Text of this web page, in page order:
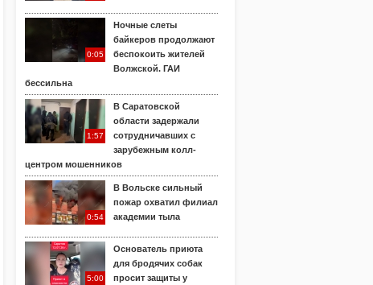
0:05
Ночные слеты
байкеров продолжают
беспокоить жителей
Волжской. ГАИ
бессильна
1:57
В Саратовской
области задержали
сотрудничавших с
зарубежным колл-
центром мошенников
0:54
В Вольске сильный
пожар охватил филиал
академии тыла
5:00
Основатель приюта
для бродячих собак
просит защиты у